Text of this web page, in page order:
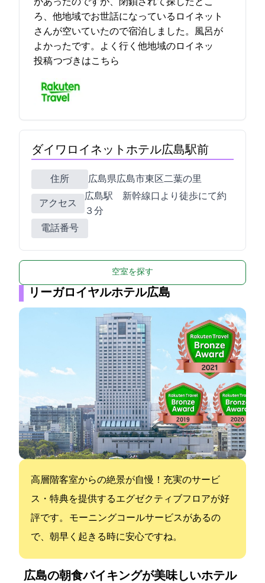
があったのですが、閉鎖されて探したとこ
ろ、他地域でお世話になっているロイネット
さんが空いていたので宿泊しました。風呂が
よかったです。よく行く他地域のロイネッ… 2021-11-13 12:31:49
投稿つづきはこちら
ダイワロイネットホテル広島駅前
住所 広島県広島市東区二葉の里3-5-7
アクセス
広島駅 新幹線口より徒歩にて約
３分
電話番号
空室を探す
リーガロイヤルホテル広島
高層階客室からの絶景が自慢！充実のサービ
ス・特典を提供するエグゼクティブフロアが好
評です。 モーニングコールサービスがあるの
で、朝早く起きる時に安心ですね。
広島の朝食バイキングが美味しいホテル: